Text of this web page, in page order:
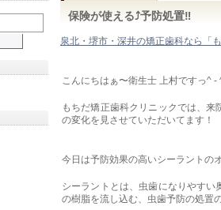
保険が使える⤴︎予防処置‼︎
泉北・堺市・深井の矯正歯科なら「
こんにちはぁ〜衛生士 上村ですっ^ -
もちだ矯正歯科クリニックでは、
の変化を見させていただいてます！
今日は予防効果の高いシーラントの
シーラントとは、虫歯になりやす
の樹脂を流し込む、虫歯予防の処置